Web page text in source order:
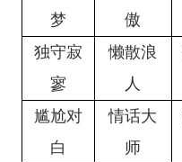
梦
傲
独守寂
寥
懒散浪
人
尴尬对
白
情话大
师